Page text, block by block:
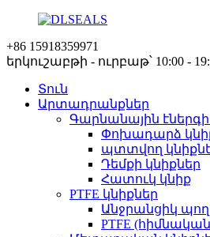
+86 15918359971
երկուշաբթի - ուրբաթ՝ 10:00 -
Տուն
Արտադրանքներ
Գարնանային
Փոխադարձ
պտտվող
Դեմքի կնիքներ
Հատուկ կնիք
PTFE կնիքներ
Անջրանցիկ
PTFE